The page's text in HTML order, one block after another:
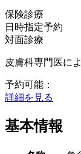
保険診療
日時指定予約
対面診療
皮膚科専門医に
予約可能：
詳細を見る
基本情報